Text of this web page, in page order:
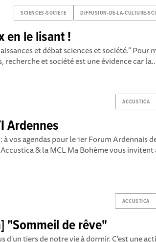
SCIENCES-SOCIETE DIFFUSION-DE-LA-CULTURE-
en le lisant !
et débat sciences et société. " Pour
recherche et société est une évidence car
ACCUSTICA
Ardennes
à vos agendas pour le 1er Forum Ardennais
& la MCL Ma Bohème vous invitent
ACCUSTICA
"Sommeil de rêve"
d'un tiers de notre vie à dormir. C'est une